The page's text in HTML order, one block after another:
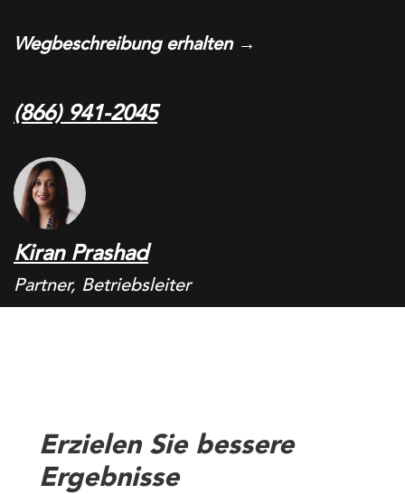
Wegbeschreibung erhalten →
(866) 941-2045
Kiran Prashad
Partner, Betriebsleiter
Erzielen Sie bessere
Ergebnisse